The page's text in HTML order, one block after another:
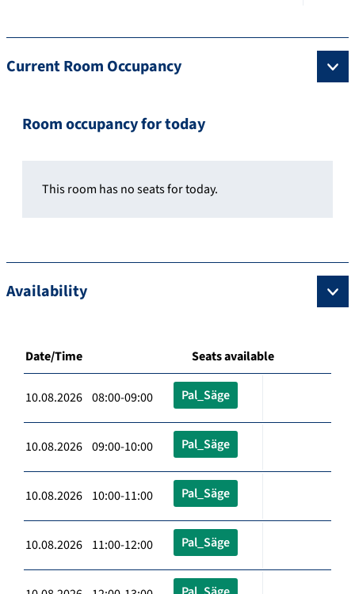
Current Room Occupancy
Room occupancy for today
This room has no seats for today.
Availability
Date/Time Seats available
10.08.2026 08:00-09:00 Pal_Säge
10.08.2026 09:00-10:00 Pal_Säge
10.08.2026 10:00-11:00 Pal_Säge
10.08.2026 11:00-12:00 Pal_Säge